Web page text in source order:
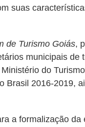
suas
de Turismo Goiás,
municipais de
do
Brasil 2016-2019,
a formalização